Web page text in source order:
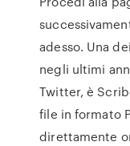
adesso. Una
negli ultimi
Twitter, è
file in formato
direttamente